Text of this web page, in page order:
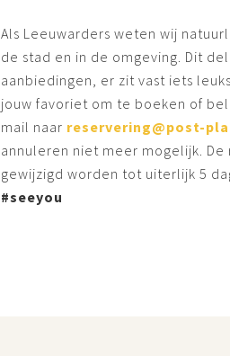
Als Leeuwarders weten wij
de stad en in de omgeving. Dit
aanbiedingen, er zit vast iets
jouw favoriet om te boeken of
mail naar reservering@post-
annuleren niet meer mogelijk. De
gewijzigd worden tot uiterlijk 5
#seeyou